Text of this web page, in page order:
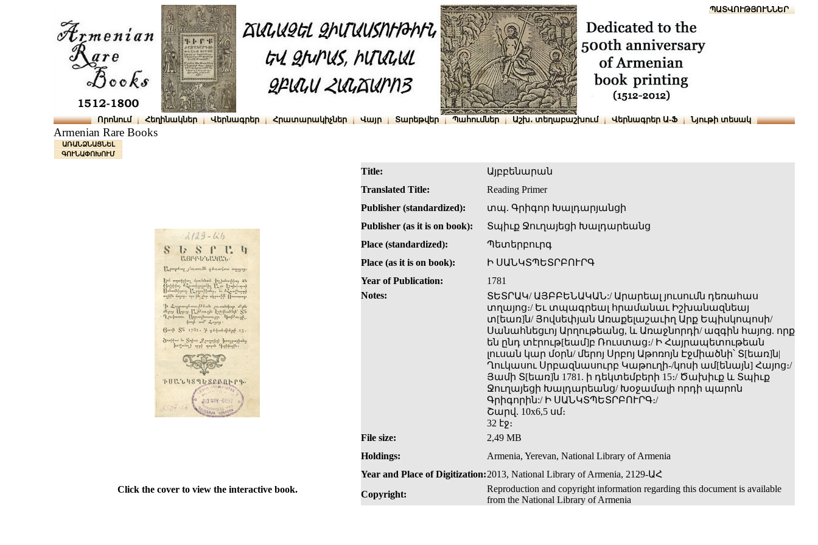
ՆԱԽԱՊԱՏՎՈՒԹՅՈՒՆՆԵՐ
Որոնում Հեղինակներ Վերնագրեր Հրատարակիչներ Վայր Տարեթվեր Պահումներ Աշխ․ տեղաբաշխում Վերնագրեր Ա-Ֆ Նյութի տեսակ
Armenian Rare Books
ԱՌԱՆՁՆԱՑՆԵԼ
ԳՈՒՆԱՓՈԽՈՒՄ
Title:
Այբբենարան
Translated Title:
Reading Primer
Publisher (standardized):
տպ. Գրիգոր Խալդարյանցի
Publisher (as it is on book):
Տպիւք Ջուղայեցի Խալդարեանց
Place (standardized):
Պետերբուրգ
Place (as it is on book):
Ի ՍԱՆԿՏՊԵՏՐԲՈՒՐԳ
Year of Publication:
1781
Notes:
ՏԵՏՐԱԿ/ ԱՅԲԲԵՆԱԿԱՆ:/ Արարեալ յուսումն դեռահաս
տղայոց։/ Եւ տպագրեալ հրամանաւ Իշխանազնեայ
տ[եառ]ն/ Յովսեփյան Առաքելաշաւիղ Արք Եպիսկոպոսի/
Սանահնեցւոյ Արղութեանց, և Առաջնորդի/ ազգին հայոց. որք
են ընդ տէրութ[եամ]բ Ռուստաց։/ Ի Հայրապետութեան
լուսան կար մօրն/ մերոյ Սրբոյ Աթոռոյն Էջմիածնի՝ Տ[եառ]ն|
Ղուկասու Սրբազնասուրբ Կաթուղի-/կոսի ամ[ենայն] Հայոց։/
Յամի Տ[եառ]ն 1781. ի դեկտեմբերի 15։/ Ծախիւք և Տպիւք
Ջուղայեցի Խալդարեանց/ Խօջամալի որդի պարոն
Գրիգորին:/ Ի ՍԱՆԿՏՊԵՏՐԲՈՒՐԳ։/
Շարվ. 10x6,5 սմ։
32 էջ։
File size:
2,49 MB
Holdings:
Armenia, Yerevan, National Library of Armenia
Year and Place of Digitization:2013, National Library of Armenia, 2129-ԱՀ
Click the cover to view the interactive book.
Copyright:
Reproduction and copyright information regarding this document is available
from the National Library of Armenia